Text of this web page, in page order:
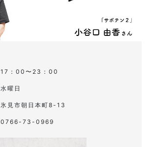
17：00〜23：00
水曜日
氷見市朝日本町8-13
0766-73-0969